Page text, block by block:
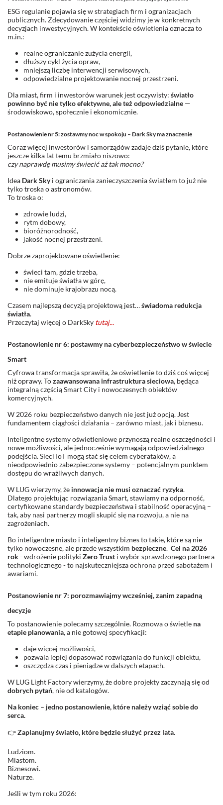
ESG regulanie pojawia się w strategiach firm i ogranizacjach
publicznych. Zdecydowanie częściej widzimy je w konkretnych
decyzjach inwestycyjnych. W kontekście oświetlenia oznacza to
m.in.:
realne ograniczanie zużycia energii,
dłuższy cykl życia opraw,
mniejszą liczbę interwencji serwisowych,
odpowiedzialne projektowanie nocnej przestrzeni.
Dla miast, firm i inwestorów warunek jest oczywisty: światło
powinno być nie tylko efektywne, ale też odpowiedzialne —
środowiskowo, społecznie i ekonomicznie.
Postanowienie nr 5: zostawmy noc w spokoju – Dark Sky ma znaczenie
Coraz więcej inwestorów i samorządów zadaje dziś pytanie, które
jeszcze kilka lat temu brzmiało niszowo:
czy naprawdę musimy świecić aż tak mocno?
Idea Dark Skyi ograniczania zanieczyszczenia światłem to już nie
tylko troska o astronomów.
To troska o:
zdrowie ludzi,
rytm dobowy,
bioróżnorodność,
jakość nocnej przestrzeni.
Dobrze zaprojektowane oświetlenie:
świeci tam, gdzie trzeba,
nie emituje światła w górę,
nie dominuje krajobrazu nocą.
Czasem najlepszą decyzją projektową jest…świadoma redukcja
światła.
Przeczytaj więcej o DarkSky tutaj...
Postanowienie nr 6: postawmy na cyberbezpieczeństwo w świecie
Smart
Cyfrowa transformacja sprawiła, że oświetlenie to dziś coś więcej
niż oprawy. Tozaawansowana infrastruktura sieciowa, będąca
integralną częścią Smart City i nowoczesnych obiektów
komercyjnych.
W 2026 roku bezpieczeństwo danych nie jest już opcją. Jest
fundamentem ciągłości działania – zarówno miast, jak i biznesu.
Inteligentne systemy oświetleniowe przynoszą realne oszczędności i
nowe możliwości, ale jednocześnie wymagają odpowiedzialnego
podejścia. Sieci IoT mogą stać się celem cyberataków, a
nieodpowiednio zabezpieczone systemy – potencjalnym punktem
dostępu do wrażliwych danych.
W LUG wierzymy, że innowacja nie musi oznaczać ryzyka.
Dlatego projektując rozwiązania Smart, stawiamy na odporność,
certyfikowane standardy bezpieczeństwa i stabilność operacyjną –
tak, aby nasi partnerzy mogli skupić się na rozwoju, a nie na
zagrożeniach.
Bo inteligentne miasto i inteligentny biznes to takie, które są nie
tylko nowoczesne, ale przede wszystkim bezpieczne. Cel na 2026
rok- wdrożenie polityki Zero Trust i wybór sprawdzonego partnera
technologicznego - to najskuteczniejsza ochrona przed sabotażem i
awariami.
Postanowienie nr 7: porozmawiajmy wcześniej, zanim zapadną
decyzje
To postanowienie polecamy szczególnie. Rozmowa o świetle na
etapie planowania, a nie gotowej specyfikacji:
daje więcej możliwości,
pozwala lepiej dopasować rozwiązania do funkcji obiektu,
oszczędza czas i pieniądze w dalszych etapach.
W LUG Light Factory wierzymy, że dobre projekty zaczynają się od
dobrych pytań, nie od katalogów.
Na koniec – jedno postanowienie, które należy wziąć sobie do
serca.
👉Zaplanujmy światło, które będzie służyć przez lata.
Ludziom.
Miastom.
Biznesowi.
Naturze.
Jeśli w tym roku 2026: